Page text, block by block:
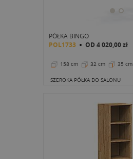
PÓŁKA BINGO
POL1733 OD 4 020,00 zł
158 cm 32 cm 35 cm
SZEROKA PÓŁKA DO SALONU